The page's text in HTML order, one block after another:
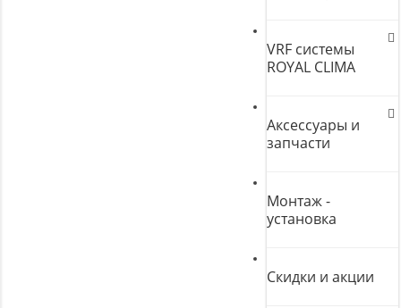
VRF системы
ROYAL CLIMA
Аксессуары и
запчасти
Монтаж -
установка
Скидки и акции